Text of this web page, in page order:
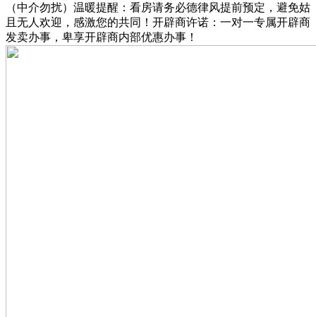
（中介勿扰）温暖提醒：看房请务必德律风提前预定，避免姑
且无人欢迎，感激您的共同！开辟商许诺：一对一专属开辟商
发卖办事，卑享开辟商内部优惠办事！